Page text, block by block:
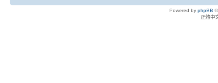
Powered by phpBB
正體中